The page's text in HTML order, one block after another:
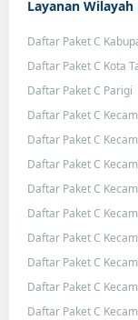
Layanan Wilayah
Daftar Paket C
Daftar Paket C Kota
Daftar Paket C Parigi
Daftar Paket C
Daftar Paket C
Daftar Paket C
Daftar Paket C
Daftar Paket C
Daftar Paket C
Daftar Paket C
Daftar Paket C
Daftar Paket C